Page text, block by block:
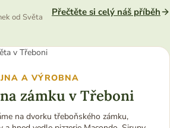
od Světa Přečtěte si celý náš příběh
A VÝROBNA
zámku v Třeboni
na dvorku třeboňského zámku,